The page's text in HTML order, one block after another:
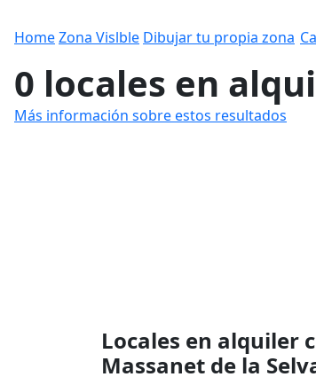
HomeZona Vislble Dibujar tu propia zona
0 locales en
Más información sobre estos resultados
Locales en alquiler
Massanet de la